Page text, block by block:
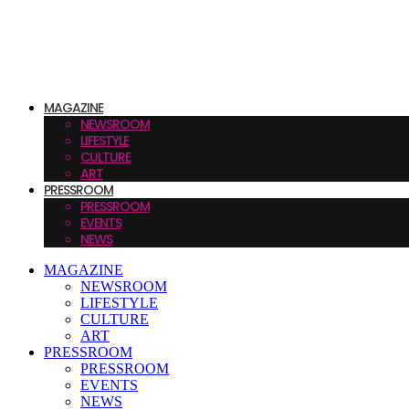
MAGAZINE
NEWSROOM
LIFESTYLE
CULTURE
ART
PRESSROOM
PRESSROOM
EVENTS
NEWS
MAGAZINE
NEWSROOM
LIFESTYLE
CULTURE
ART
PRESSROOM
PRESSROOM
EVENTS
NEWS